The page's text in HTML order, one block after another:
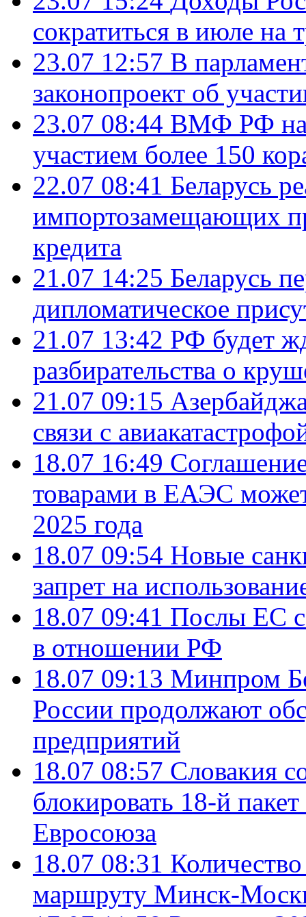
сократиться в июле на
23.07 12:57 В
законопроект об
23.07 08:44 ВМФ РФ
участием более 150
22.07 08:41 Беларусь
импортозамещающих
кредита
21.07 14:25 Беларусь
дипломатическое
21.07 13:42 РФ будет
разбирательства о
21.07 09:15
связи с
18.07 16:49
товарами в ЕАЭС
2025 года
18.07 09:54 Новые
запрет на
18.07 09:41 Послы ЕС
в отношении РФ
18.07 09:13 Минпром
России продолжают
предприятий
18.07 08:57 Словакия
блокировать 18-й
Евросоюза
18.07 08:31
маршруту Минск-